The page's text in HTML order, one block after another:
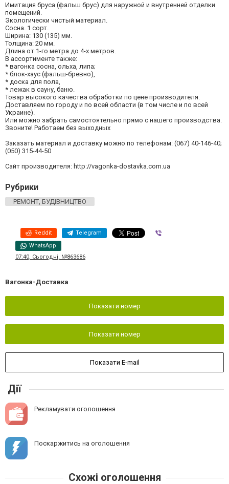
Имитация бруса (фальш брус) для наружной и внутренней отделки
помещений.
Экологически чистый материал.
Сосна. 1 сорт.
Ширина: 130 (135) мм.
Толщина: 20 мм.
Длина от 1-го метра до 4-х метров.
В ассортименте также:
* вагонка сосна, ольха, липа;
* блок-хаус (фальш-бревно),
* доска для пола,
* лежак в сауну, баню.
Товар высокого качества обработки по цене производителя.
Доставляем по городу и по всей области (в том числе и по всей
Украине).
Или можно забрать самостоятельно прямо с нашего производства.
Звоните! Работаем без выходных
Заказать материал и доставку можно по телефонам: (067) 40-146-40;
(050) 315-44-50
Сайт производителя: http://vagonka-dostavka.com.ua
Рубрики
РЕМОНТ, БУДІВНИЦТВО
Reddit Telegram
WhatsApp
07:40, Сьогодні, №863686
Вагонка-Доставка
Показати номер
Показати номер
Показати E-mail
Дії
Рекламувати оголошення
Поскаржитись на оголошення
Схожі оголошення